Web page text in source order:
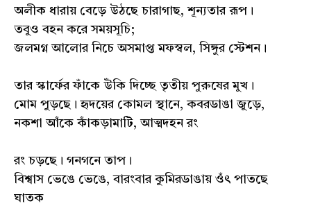
অলীক ধারায় বেড়ে উঠছে চারাগাছ, শূন্যতার রূপ।
তবুও বহন করে সময়সূচি;
জলমগ্ন আলোর নিচে অসমাপ্ত মফস্বল, সিঙ্গুর স্টেশন।
তার স্কার্ফের ফাঁকে উঁকি দিচ্ছে তৃতীয় পুরুষের মুখ।
মোম পুড়ছে। হৃদয়ের কোমল স্থানে, কবরডাঙা জুড়ে,
নকশা আঁকে কাঁকড়ামাটি, আত্মদহন রং
রং চড়ছে। গনগনে তাপ।
বিশ্বাস ভেঙে ভেঙে, বারংবার কুমিরডাঙায় ওঁৎ পাতছে
ঘাতক